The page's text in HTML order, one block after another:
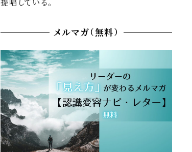
メルマガ（無料）